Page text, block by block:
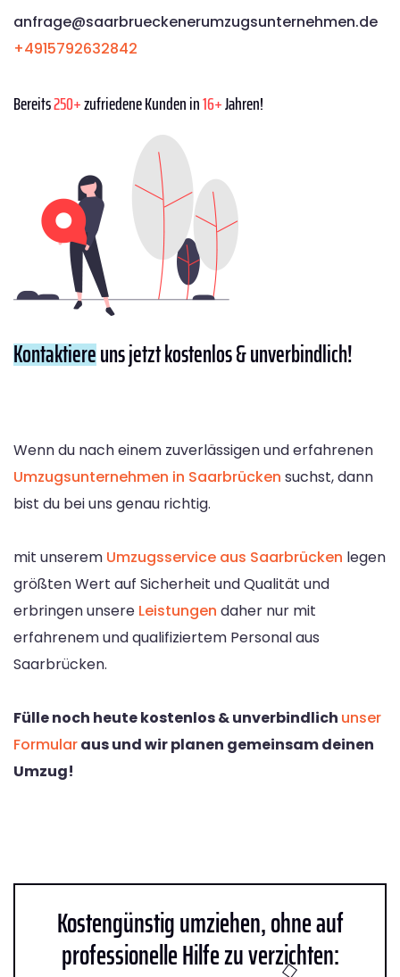
anfrage@saarbrueckenerumzugsunternehmen.de
+4915792632842
Bereits250+zufriedene Kunden in16+Jahren!
Kontaktiereuns jetzt kostenlos & unverbindlich!
Wenn du nach einem zuverlässigen und erfahrenen
Umzugsunternehmen in Saarbrücken suchst, dann
bist du bei uns genau richtig.
mit unserem Umzugsservice aus Saarbrücken legen
größten Wert auf Sicherheit und Qualität und
erbringen unsere Leistungen daher nur mit
erfahrenem und qualifiziertem Personal aus
Saarbrücken.
Fülle noch heute kostenlos & unverbindlich unser
Formularaus und wir planen gemeinsam deinen
Umzug!
Kostengünstig umziehen, ohne auf
professionelle Hilfe zu verzichten: